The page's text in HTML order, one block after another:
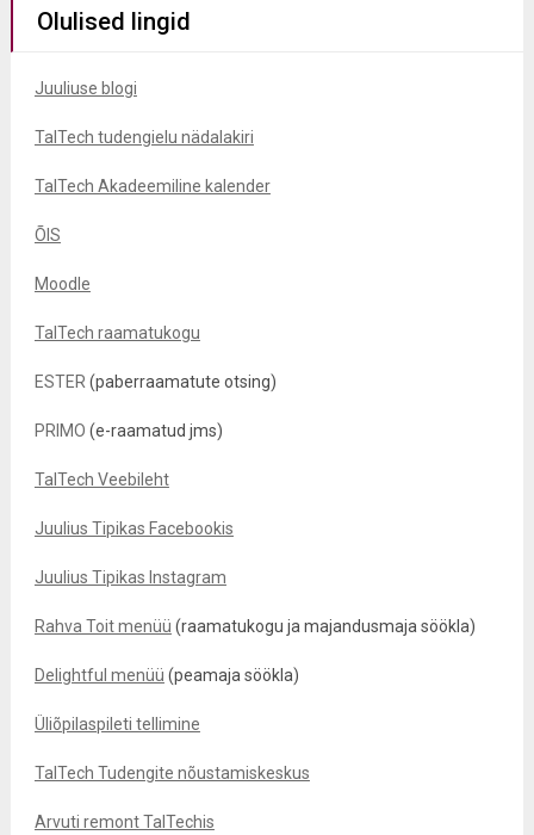
Olulised lingid
Juuliuse blogi
TalTech tudengielu nädalakiri
TalTech Akadeemiline kalender
ÕIS
Moodle
TalTech raamatukogu
ESTER (paberraamatute otsing)
PRIMO (e-raamatud jms)
TalTech Veebileht
Juulius Tipikas Facebookis
Juulius Tipikas Instagram
Rahva Toit menüü (raamatukogu ja majandusmaja söökla)
Delightful menüü (peamaja söökla)
Üliõpilaspileti tellimine
TalTech Tudengite nõustamiskeskus
Arvuti remont TalTechis